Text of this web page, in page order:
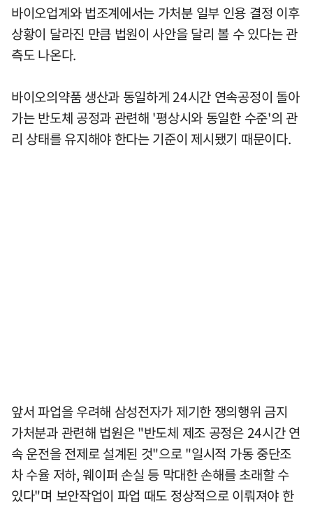
바이오업계와 법조계에서는 가처분 일부 인용 결정 이후
상황이 달라진 만큼 법원이 사안을 달리 볼 수 있다는 관
측도 나온다.
바이오의약품 생산과 동일하게 24시간 연속공정이 돌아
가는 반도체 공정과 관련해 '평상시와 동일한 수준'의 관
리 상태를 유지해야 한다는 기준이 제시됐기 때문이다.
앞서 파업을 우려해 삼성전자가 제기한 쟁의행위 금지
가처분과 관련해 법원은 "반도체 제조 공정은 24시간 연
속 운전을 전제로 설계된 것"으로 "일시적 가동 중단조
차 수율 저하, 웨이퍼 손실 등 막대한 손해를 초래할 수
있다"며 보안작업이 파업 때도 정상적으로 이뤄져야 한